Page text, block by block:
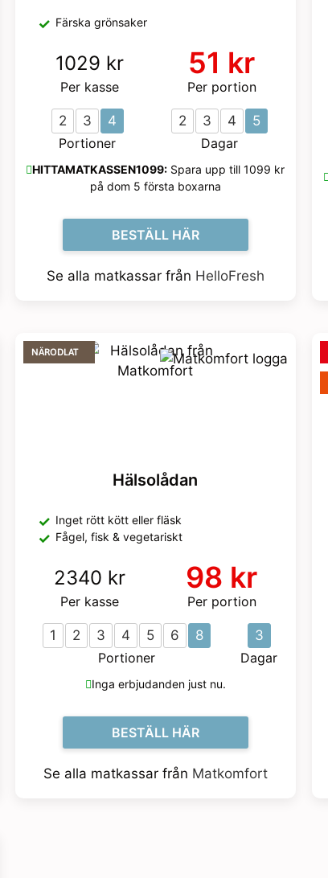
Färska grönsaker
1029 kr
Per kasse
51 kr
Per portion
2 3
4
Portioner
2 3 4
5
Dagar
HITTAMATKASSEN1099: Spara upp till 1099 kr
på dom 5 första boxarna
BESTÄLL HÄR
Se alla matkassar från HelloFresh
NÄRODLAT
Hälsolådan
Inget rött kött eller fläsk
Fågel, fisk & vegetariskt
2340 kr
Per kasse
98 kr
Per portion
1 2 3 4 5 6
8
Portioner
3
Dagar
Inga erbjudanden just nu.
BESTÄLL HÄR
Se alla matkassar från Matkomfort